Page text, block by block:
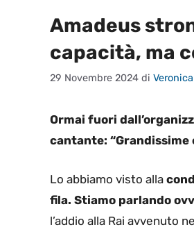
Amadeus
capacità, ma
29 Novembre 2024 di
Ormai fuori
cantante: “Grandissime
Lo abbiamo visto alla
fila. Stiamo parlando
l’addio alla Rai avvenuto